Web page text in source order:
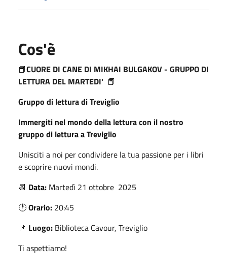
Cos'è
📕CUORE DI CANE DI MIKHAI BULGAKOV - GRUPPO DI
LETTURA DEL MARTEDI' 📕
Gruppo di lettura di Treviglio
Immergiti nel mondo della lettura con il nostro
gruppo di lettura a Treviglio
Unisciti a noi per condividere la tua passione per i libri
e scoprire nuovi mondi.
📆 Data: Martedì 21 ottobre 2025
🕐Orario: 20:45
📌 Luogo: Biblioteca Cavour, Treviglio
Ti aspettiamo!